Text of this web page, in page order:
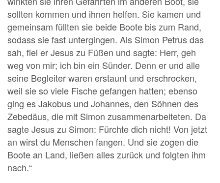
sollten kommen und ihnen helfen. Sie kamen und
gemeinsam füllten sie beide Boote bis zum Rand,
sodass sie fast untergingen. Als Simon Petrus das
sah, fiel er Jesus zu Füßen und sagte: Herr, geh
weg von mir; ich bin ein Sünder. Denn er und alle
seine Begleiter waren erstaunt und erschrocken,
weil sie so viele Fische gefangen hatten; ebenso
ging es Jakobus und Johannes, den Söhnen des
Zebedäus, die mit Simon zusammenarbeiteten. Da
sagte Jesus zu Simon: Fürchte dich nicht! Von jetzt
an wirst du Menschen fangen. Und sie zogen die
Boote an Land, ließen alles zurück und folgten ihm
nach.“